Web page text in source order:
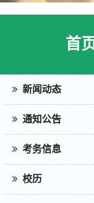
首
新闻动态
通知公告
考务信息
校历